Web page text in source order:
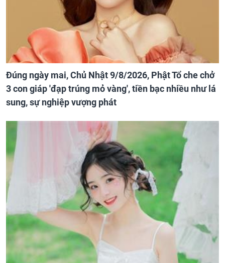
Đúng ngày mai, Chủ Nhật 9/8/2026, Phật Tổ che chở
3 con giáp 'đạp trúng mỏ vàng', tiền bạc nhiều như lá
sung, sự nghiệp vượng phát